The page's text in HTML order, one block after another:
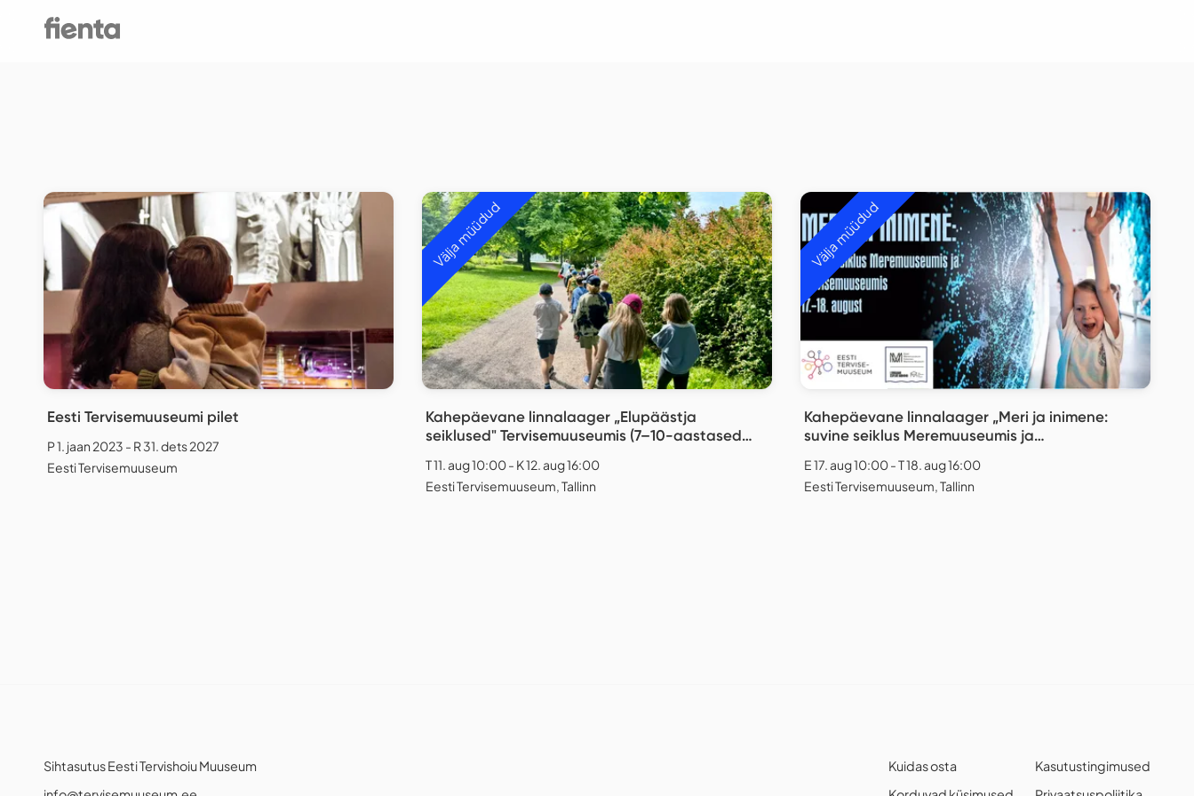
Eesti Tervisemuuseumi pilet
P 1. jaan 2023 - R 31. dets 2027
Eesti Tervisemuuseum
Välja müüdud
Kahepäevane linnalaager „Elupäästja
seiklused" Tervisemuuseumis (7–10-aastased
T 11. aug 10:00 - K 12. aug 16:00
Eesti Tervisemuuseum, Tallinn
Välja müüdud
Kahepäevane linnalaager „Meri ja inimene:
suvine seiklus Meremuuseumis ja
E 17. aug 10:00 - T 18. aug 16:00
Eesti Tervisemuuseum, Tallinn
Sihtasutus Eesti Tervishoiu Muuseum
Kuidas osta
Kasutustingimused